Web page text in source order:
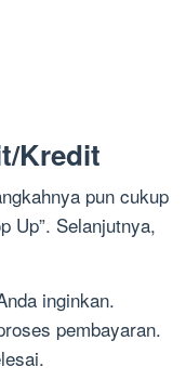
Kredit
pun cukup
Up”. Selanjutnya,
inginkan.
pembayaran.